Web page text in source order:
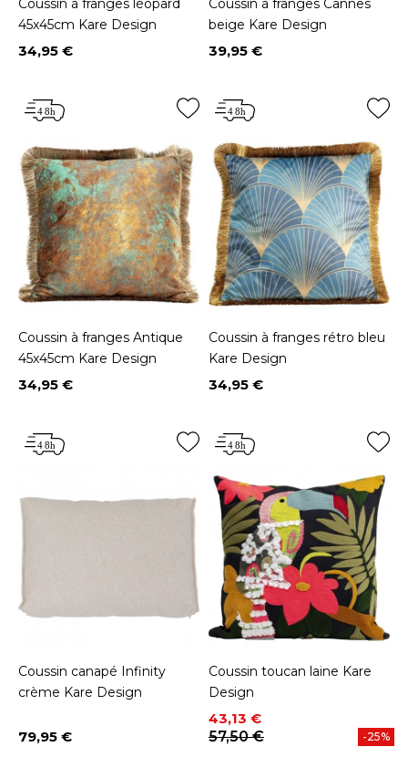
Coussin à franges léopard
45x45cm Kare Design
Prix
34,95 €
Coussin à franges Cannes
beige Kare Design
Prix
39,95 €
Coussin à franges Antique
45x45cm Kare Design
Prix
34,95 €
Coussin à franges rétro bleu
Kare Design
Prix
34,95 €
Coussin canapé Infinity
crème Kare Design
Prix
79,95 €
Coussin toucan laine Kare
Design
Prix
43,13 €
Prix de base
57,50 €
-25%